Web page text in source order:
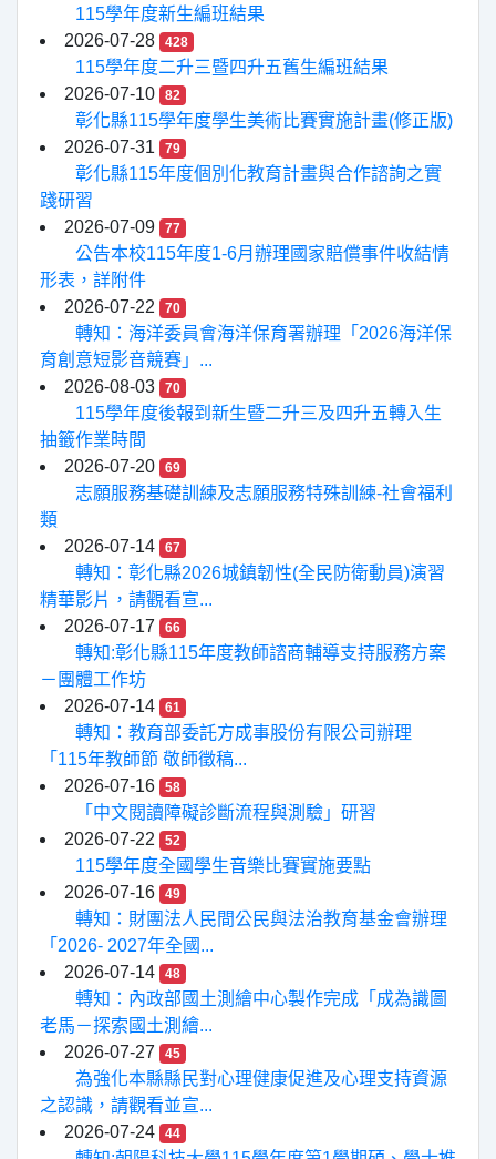
115學年度新生編班結果
2026-07-28
428
115學年度二升三暨四升五舊生編班結果
2026-07-10
82
彰化縣115學年度學生美術比賽實施計畫(修正版)
2026-07-31
79
彰化縣115年度個別化教育計畫與合作諮詢之實
踐研習
2026-07-09
77
公告本校115年度1-6月辦理國家賠償事件收結情
形表，詳附件
2026-07-22
70
轉知：海洋委員會海洋保育署辦理「2026海洋保
育創意短影音競賽」...
2026-08-03
70
115學年度後報到新生暨二升三及四升五轉入生
抽籤作業時間
2026-07-20
69
志願服務基礎訓練及志願服務特殊訓練-社會福利
類
2026-07-14
67
轉知：彰化縣2026城鎮韌性(全民防衛動員)演習
精華影片，請觀看宣...
2026-07-17
66
轉知:彰化縣115年度教師諮商輔導支持服務方案
－團體工作坊
2026-07-14
61
轉知：教育部委託方成事股份有限公司辦理
「115年教師節 敬師徵稿...
2026-07-16
58
「中文閱讀障礙診斷流程與測驗」研習
2026-07-22
52
115學年度全國學生音樂比賽實施要點
2026-07-16
49
轉知：財團法人民間公民與法治教育基金會辦理
「2026- 2027年全國...
2026-07-14
48
轉知：內政部國土測繪中心製作完成「成為識圖
老馬－探索國土測繪...
2026-07-27
45
為強化本縣縣民對心理健康促進及心理支持資源
之認識，請觀看並宣...
2026-07-24
44